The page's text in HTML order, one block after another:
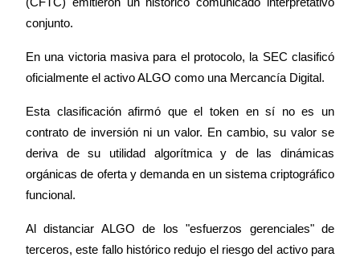
Inversión automática
conjunto.
En una victoria masiva para el protocolo, la SEC clasificó
oficialmente el activo ALGO como una Mercancía Digital.
Esta clasificación afirmó que el token en sí no es un
contrato de inversión ni un valor. En cambio, su valor se
deriva de su utilidad algorítmica y de las dinámicas
orgánicas de oferta y demanda en un sistema criptográfico
funcional.
Al distanciar ALGO de los "esfuerzos gerenciales" de
terceros, este fallo histórico redujo el riesgo del activo para